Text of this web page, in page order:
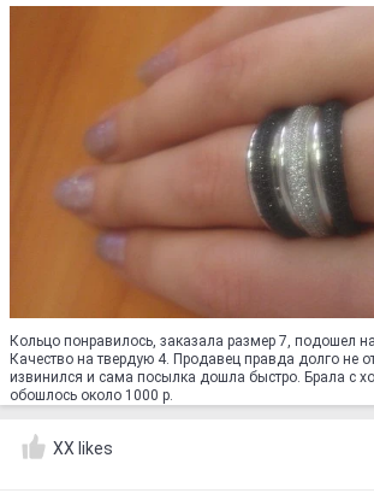
Кольцо понравилось, заказала размер 7, подошел
Качество на твердую 4. Продавец правда долго не
извинился и сама посылка дошла быстро. Брала с
обошлось около 1000 р.
XX likes